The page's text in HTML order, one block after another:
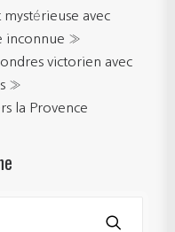
avec
inconnue »
victorien avec
»
la Provence